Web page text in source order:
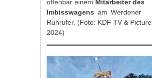
offenbar einem Mitarbeiter des
Imbisswagens am Werdener
Ruhrufer. (Foto: KDF TV & Picture
2024)